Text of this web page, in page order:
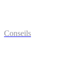
Conseils